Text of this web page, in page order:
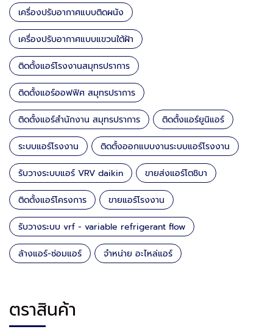
เครื่องปรับอากาศแบบติดผนัง
เครื่องปรับอากาศแบบแขวนใต้ฝ้า
ติดตั้งแอร์โรงงานสมุทรปราการ
ติดตั้งแอร์ออฟฟิศ สมุทรปราการ
ติดตั้งแอร์สำนักงาน สมุทรปราการ ติดตั้งแอร์ยูนิแอร์
ระบบแอร์โรงงาน ติดตั้งออกแบบงานระบบแอร์โรงงาน
รับวางระบบแอร์ VRV daikin ขายส่งแอร์โตชิบา
ติดตั้งแอร์โครงการ ขายแอร์โรงงาน
รับวางระบบ vrf - variable refrigerant flow
ล้างแอร์-ซ่อมแอร์ จำหน่าย อะไหล่แอร์
ตราสินค้า